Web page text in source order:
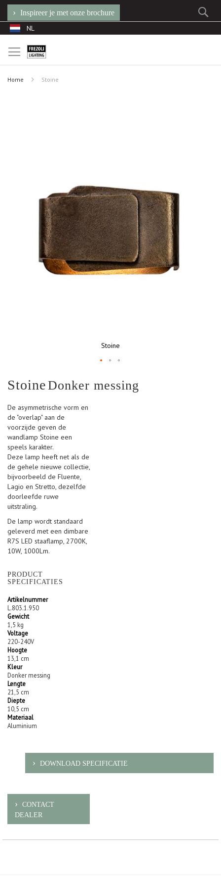
Ga
naar
de
inhoud
Taal NL
Inspireer je met onze brochure
Home Stoine
StoineDonker messing
Stoine
naar
van
de
afbeeldingen-
gallerij
De asymmetrische vorm en
de "overlap" aan de
voorzijde geven de
wandlamp Stoine een
speels karakter.
Deze lamp heeft net als de
de gehele nieuwe collectie,
bijvoorbeeld de Fluente,
Lagio en Stretto, dezelfde
doorleefde ruwe
uitstraling.
De lamp wordt standaard
geleverd met een dimbare
R7S LED staaflamp, 2700K,
10W, 1000Lm.
PRODUCT
SPECIFICATIES
Artikelnummer
L.803.1.950
Gewicht
1,5 kg
Voltage
220-240V
Hoogte
13,1 cm
Kleur
Donker messing
Lengte
21,5 cm
Diepte
10,5 cm
Materiaal
Aluminium
DOWNLOAD SPECIFICATIE
CONTACT
DEALER